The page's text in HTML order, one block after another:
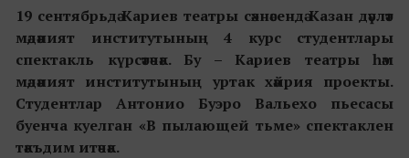
19 сентябрьдә Кариев театры сәхнәсендә Казан дәүләт
мәдәният институтының 4 курс студентлары
спектакль күрсәтәчәк. Бу – Кариев театры һәм
мәдәният институтының уртак хәйрия проекты.
Студентлар Антонио Буэро Вальехо пьесасы
буенча куелган «В пылающей тьме» спектаклен
тәкъдим итәчәк.